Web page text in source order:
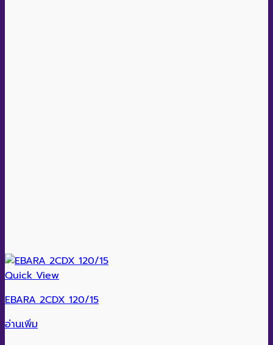
Quick View
EBARA 2CDX 120/15
อ่านเพิ่ม